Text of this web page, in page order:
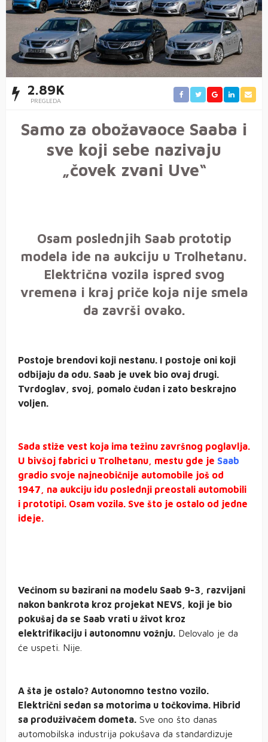
2.89K
PREGLEDA
Samo za obožavaoce Saaba i
sve koji sebe nazivaju
„čovek zvani Uve“
Osam poslednjih Saab prototip
modela ide na aukciju u Trolhetanu.
Električna vozila ispred svog
vremena i kraj priče koja nije smela
da završi ovako.
Postoje brendovi koji nestanu. I postoje oni koji
odbijaju da odu. Saab je uvek bio ovaj drugi.
Tvrdoglav, svoj, pomalo čudan i zato beskrajno
voljen.
Sada stiže vest koja ima težinu završnog poglavlja.
U bivšoj fabrici u Trolhetanu, mestu gde je Saab
gradio svoje najneobičnije automobile još od
1947, na aukciju idu poslednji preostali automobili
i prototipi. Osam vozila. Sve što je ostalo od jedne
ideje.
Većinom su bazirani na modelu Saab 9-3, razvijani
nakon bankrota kroz projekat NEVS, koji je bio
pokušaj da se Saab vrati u život kroz
elektrifikaciju i autonomnu vožnju. Delovalo je da
će uspeti. Nije.
A šta je ostalo? Autonomno testno vozilo.
Električni sedan sa motorima u točkovima. Hibrid
sa produživačem dometa. Sve ono što danas
automobilska industrija pokušava da standardizuje